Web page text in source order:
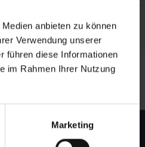
anbieten zu können
Verwendung unserer
führen diese Informationen
im Rahmen Ihrer Nutzung
Marketing